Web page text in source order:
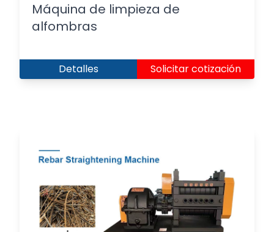
Máquina de limpieza de
alfombras
Detalles Solicitar cotización